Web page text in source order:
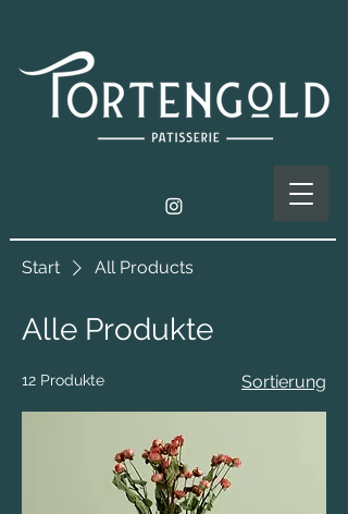
Start All Products
Alle Produkte
12 Produkte Sortierung